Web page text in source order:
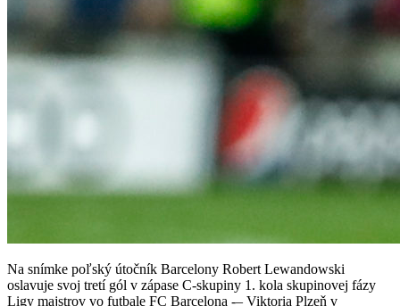
Na snímke poľský útočník Barcelony Robert Lewandowski
oslavuje svoj tretí gól v zápase C-skupiny 1. kola skupinovej fázy
Ligy majstrov vo futbale FC Barcelona -– Viktoria Plzeň v